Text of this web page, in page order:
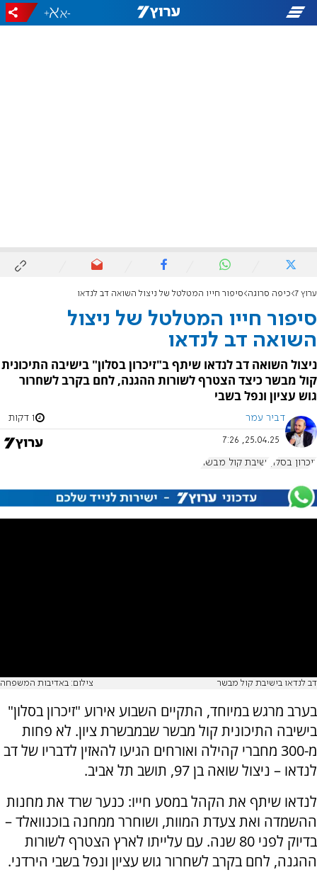
-
+
ערוץ 7 כיפה סרוגה סיפור חייו המטלטל של ניצול השואה דב לנדאו
סיפור חייו המטלטל של ניצול
השואה דב לנדאו
ניצול השואה דב לנדאו שיתף ב"זיכרון בסלון" בישיבה התיכונית
קול מבשר כיצד הצטרף לשורות ההגנה, לחם בקרב לשחרור
גוש עציון ונפל בשבי
דביר עמר 1 דקות
25.04.25, 7:26
זיכרון בסלון ישיבת קול מבשר
דב לנדאו בישיבת קול מבשר צילום: באדיבות המשפחה
בערב מרגש במיוחד, התקיים השבוע אירוע "זיכרון בסלון"
בישיבה התיכונית קול מבשר שבמבשרת ציון. לא פחות
מ-300 מחברי קהילה ואורחים הגיעו להאזין לדבריו של דב
לנדאו – ניצול שואה בן 97, תושב תל אביב.
לנדאו שיתף את הקהל במסע חייו: כנער שרד את מחנות
ההשמדה ואת צעדת המוות, ושוחרר ממחנה בוכנוואלד –
בדיוק לפני 80 שנה. עם עלייתו לארץ הצטרף לשורות
ההגנה, לחם בקרב לשחרור גוש עציון ונפל בשבי הירדני.